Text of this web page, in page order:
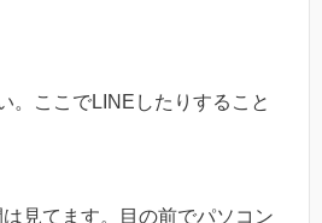
。ここでLINEしたりすること
見てます。目の前でパソコン